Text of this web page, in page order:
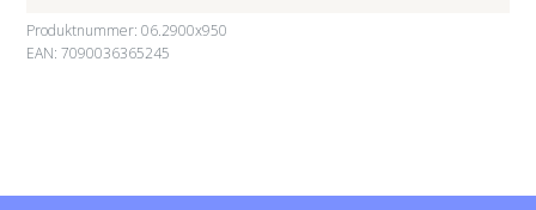
Produktnummer:06.2900x950
EAN: 7090036365245